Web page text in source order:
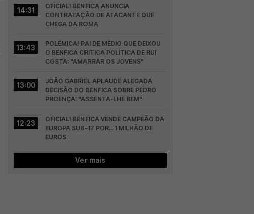
14:31
OFICIAL! BENFICA ANUNCIA
CONTRATAÇÃO DE ATACANTE QUE
CHEGA DA ROMA
13:43
POLÉMICA! PAI DE MÉDIO QUE DEIXOU
O BENFICA CRITICA POLÍTICA DE RUI
COSTA: "AMARRAR OS JOVENS"
13:00
JOÃO GABRIEL APLAUDE ALEGADA
DECISÃO DO BENFICA SOBRE PEDRO
PROENÇA: "ASSENTA-LHE BEM"
12:23
OFICIAL! BENFICA VENDE CAMPEÃO DA
EUROPA SUB-17 POR... 1 MILHÃO DE
EUROS
Ver mais